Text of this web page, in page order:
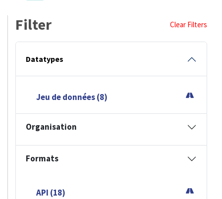
Filter Clear Filters
Datatypes
Jeu de données (8)
Organisation
Formats
API (18)